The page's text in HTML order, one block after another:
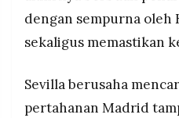
dengan sempurna oleh
sekaligus memastikan
Sevilla berusaha
pertahanan Madrid